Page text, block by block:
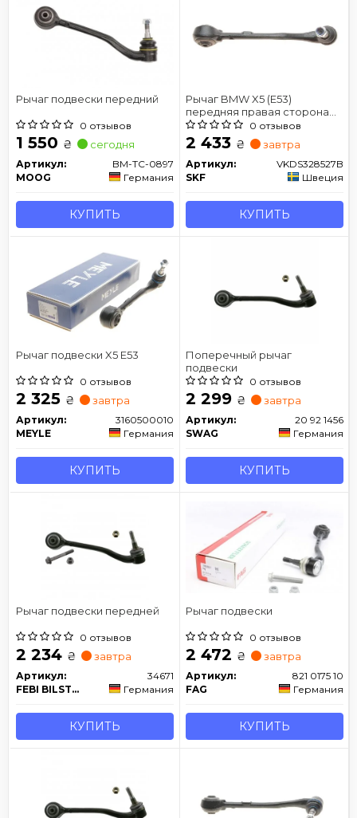
Рычаг подвески передний
0 отзывов
1 550 ₴ сегодня
Артикул:
BM-TC-0897
MOOG
Германия
КУПИТЬ
Рычаг BMW X5 (E53)
передняя правая сторона
00- 06
0 отзывов
2 433 ₴ завтра
Артикул:
VKDS328527B
SKF
Швеция
КУПИТЬ
Рычаг подвески X5 E53
0 отзывов
2 325 ₴ завтра
Артикул:
3160500010
MEYLE
Германия
КУПИТЬ
Поперечный рычаг
подвески
0 отзывов
2 299 ₴ завтра
Артикул:
20 92 1456
SWAG
Германия
КУПИТЬ
Рычаг подвески передней
0 отзывов
2 234 ₴ завтра
Артикул:
34671
FEBI BILSTEIN
Германия
КУПИТЬ
Рычаг подвески
0 отзывов
2 472 ₴ завтра
Артикул:
821 0175 10
FAG
Германия
КУПИТЬ